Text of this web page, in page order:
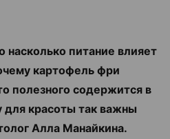
питание влияет
картофель фри
полезного содержится в
для красоты так важны
Алла Манайкина.